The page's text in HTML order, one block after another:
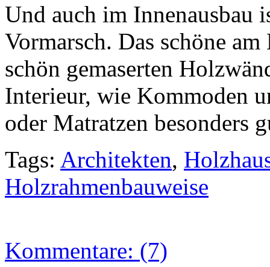
Und auch im Innenausbau
Vormarsch. Das schöne
schön gemaserten
Interieur, wie Kommoden
oder Matratzen besonders
Tags: Architekten,
Holzrahmenbauweise
Kommentare: (7)